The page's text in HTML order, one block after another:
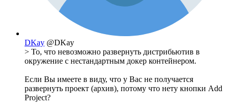
DKay @DKay
> То, что невозможно развернуть дистрибьютив в
окружение с нестандартным докер контейнером.
Если Вы имеете в виду, что у Вас не получается
развернуть проект (архив), потому что нету кнопки Add
Project?